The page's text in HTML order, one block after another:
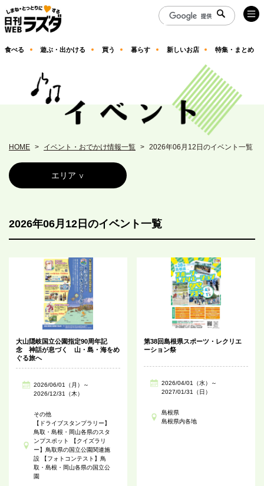
食べる 遊ぶ・出かける 買う 暮らす 新しいお店 特集・まとめ
HOME イベント・おでかけ情報一覧 2026年06月12日のイベント一覧
エリア
2026年06月12日のイベント一覧
大山隠岐国立公園指定90周年記
念 神話が息づく 山・島・海をめ
ぐる旅へ
2026/06/01（月）～
2026/12/31（木）
その他
【ドライブスタンプラリー】
鳥取・島根・岡山各県のスタ
ンプスポット 【クイズラリ
ー】鳥取県の国立公園関連施
設 【フォトコンテスト】鳥
取・島根・岡山各県の国立公
園
第38回島根県スポーツ・レクリエ
ーション祭
2026/04/01（水）～
2027/01/31（日）
島根県
島根県内各地